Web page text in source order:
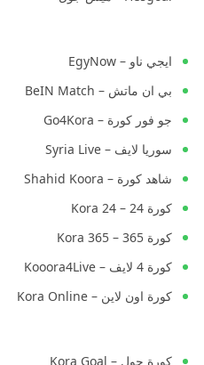
ايجي ناو – EgyNow
بي ان ماتش – BeIN Match
جو فور كورة – Go4Kora
سوريا لايف – Syria Live
شاهد كورة – Shahid Koora
كورة 24 – Kora 24
كورة 365 – Kora 365
كورة 4 لايف – Kooora4Live
كورة اون لاين – Kora Online
كورة جول – Kora Goal